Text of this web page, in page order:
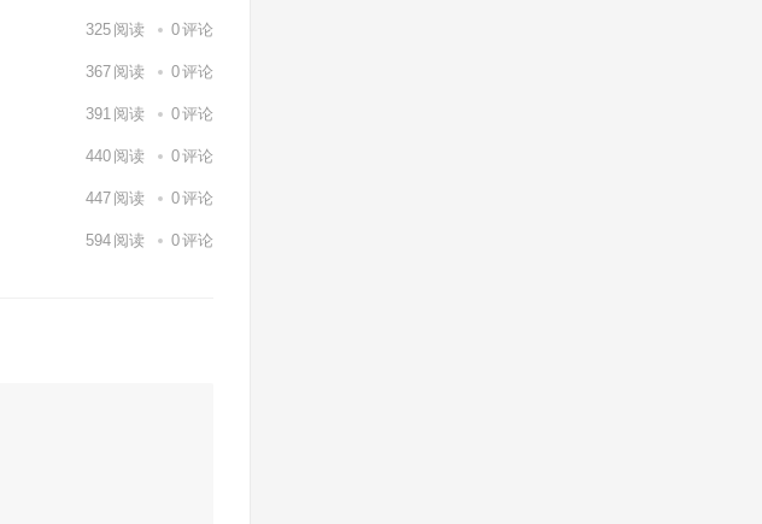
325 阅读 0评论
367 阅读 0评论
391 阅读 0评论
440 阅读 0评论
447 阅读 0评论
594 阅读 0评论